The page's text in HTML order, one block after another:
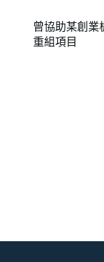
曾協助某創業
重組項目